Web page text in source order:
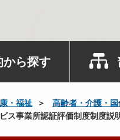
から探す
・福祉 高齢者・介護・国
ス事業所認証評価制度制度説